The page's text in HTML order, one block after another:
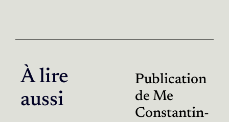
À lire
aussi
Publication
de Me
Constantin-